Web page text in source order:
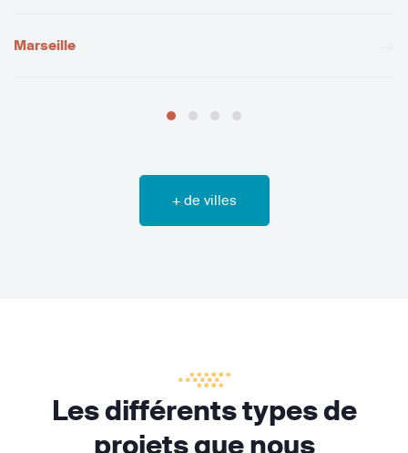
Marseille
+ de villes
Les différents types de
projets que nous